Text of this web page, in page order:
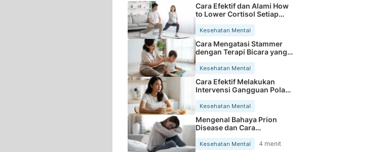
Cara Efektif dan Alami How
to Lower Cortisol Setiap
Kesehatan Mental
Cara Mengatasi Stammer
dengan Terapi Bicara yang
Efektif
Kesehatan Mental
Cara Efektif Melakukan
Intervensi Gangguan Pola
Kesehatan Mental
Mengenal Bahaya Prion
Disease dan Cara
Manusia
Kesehatan Mental 4 menit